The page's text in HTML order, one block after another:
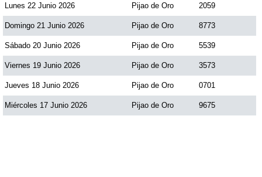
Pick 4 Día
Pick 4 Noche
Pijao de Oro
Lunes 22 Junio 2026 Pijao de Oro 2059
Domingo 21 Junio 2026 Pijao de Oro 8773
Sábado 20 Junio 2026 Pijao de Oro 5539
Viernes 19 Junio 2026 Pijao de Oro 3573
Jueves 18 Junio 2026 Pijao de Oro 0701
Miércoles 17 Junio 2026 Pijao de Oro 9675